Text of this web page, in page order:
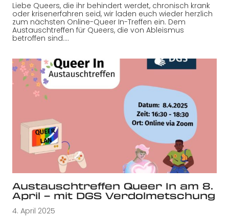
Liebe Queers, die ihr behindert werdet, chronisch krank
oder krisenerfahren seid, wir laden euch wieder herzlich
zum nächsten Online-Queer In-Treffen ein. Dem
Austauschtreffen für Queers, die von Ableismus
betroffen sind.…
Austauschtreffen Queer In am 8.
April – mit DGS Verdolmetschung
4. April 2025